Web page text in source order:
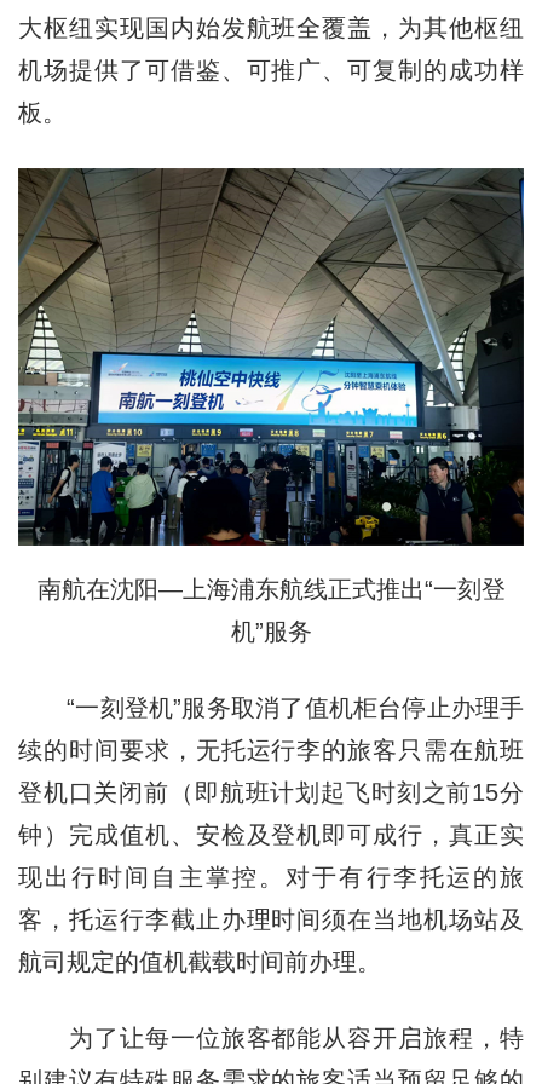
大枢纽实现国内始发航班全覆盖，为其他枢纽
机场提供了可借鉴、可推广、可复制的成功样
板。
南航在沈阳—上海浦东航线正式推出“一刻登
机”服务
“一刻登机”服务取消了值机柜台停止办理手
续的时间要求，无托运行李的旅客只需在航班
登机口关闭前（即航班计划起飞时刻之前15分
钟）完成值机、安检及登机即可成行，真正实
现出行时间自主掌控。对于有行李托运的旅
客，托运行李截止办理时间须在当地机场站及
航司规定的值机截载时间前办理。
为了让每一位旅客都能从容开启旅程，特